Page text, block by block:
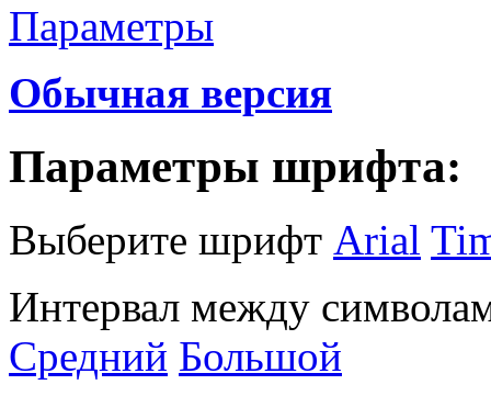
Параметры
Обычная версия
Параметры шрифта:
Выберите шрифт Arial
Интервал между
Средний Большой